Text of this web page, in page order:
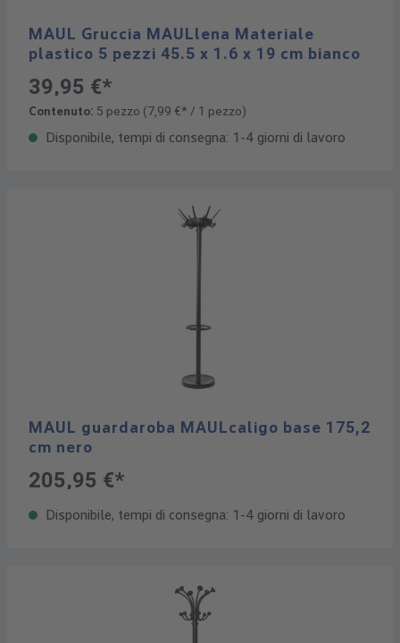
MAUL Gruccia MAULlena Materiale
plastico 5 pezzi 45.5 x 1.6 x 19 cm bianco
39,95 €*
Contenuto: 5 pezzo (7,99 €* / 1 pezzo)
Disponibile, tempi di consegna: 1-4 giorni di lavoro
MAUL guardaroba MAULcaligo base 175,2
cm nero
205,95 €*
Disponibile, tempi di consegna: 1-4 giorni di lavoro